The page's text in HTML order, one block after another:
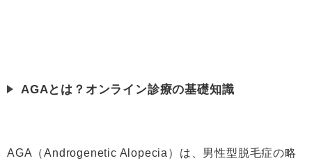
AGAとは？オンライン診療の基礎知識
AGA（Androgenetic Alopecia）は、男性型脱毛症の略